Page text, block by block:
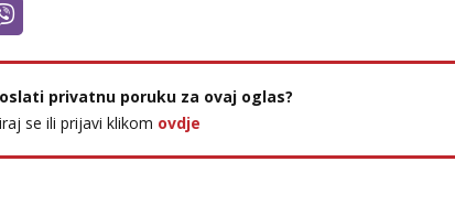
privatnu poruku za ovaj oglas?
se ili prijavi klikom ovdje